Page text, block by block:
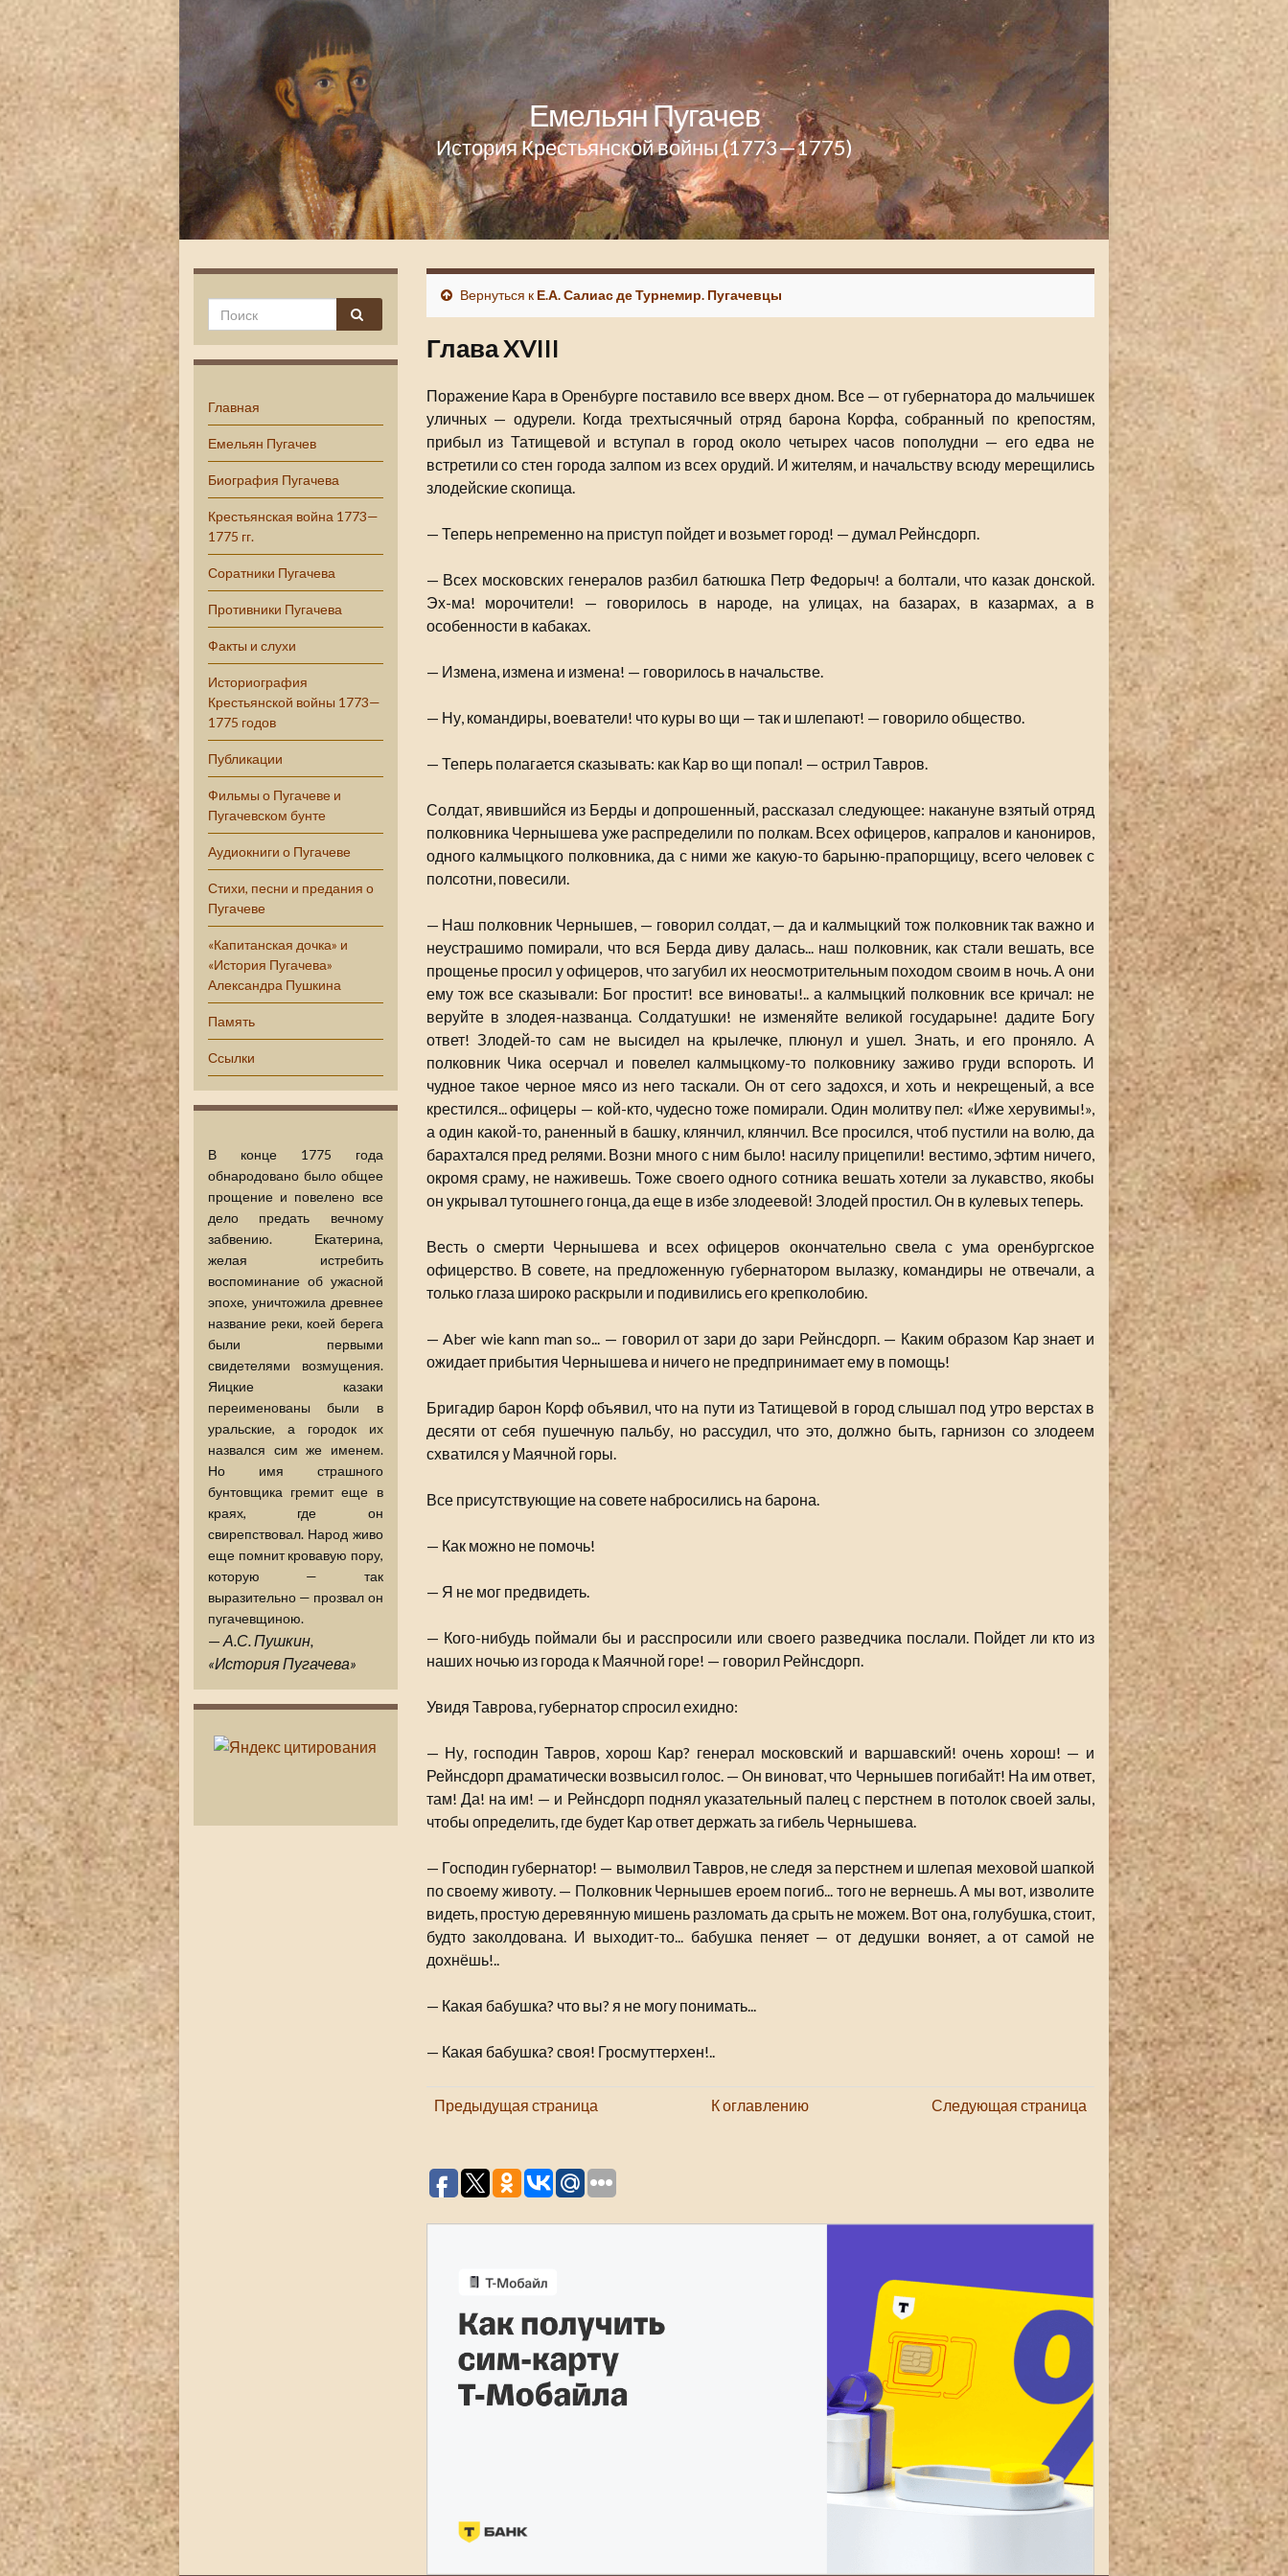
Емельян Пугачев
История Крестьянской войны (1773—1775)
Главная
Емельян Пугачев
Биография Пугачева
Крестьянская война 1773—
1775 гг.
Соратники Пугачева
Противники Пугачева
Факты и слухи
Историография
Крестьянской войны 1773—
1775 годов
Публикации
Фильмы о Пугачеве и
Пугачевском бунте
Аудиокниги о Пугачеве
Стихи, песни и предания о
Пугачеве
«Капитанская дочка» и
«История Пугачева»
Александра Пушкина
Память
Ссылки
В конце 1775 года
обнародовано было общее
прощение и повелено все
дело предать вечному
забвению. Екатерина,
желая истребить
воспоминание об ужасной
эпохе, уничтожила древнее
название реки, коей берега
были первыми
свидетелями возмущения.
Яицкие казаки
переименованы были в
уральские, а городок их
назвался сим же именем.
Но имя страшного
бунтовщика гремит еще в
краях, где он
свирепствовал. Народ живо
еще помнит кровавую пору,
которую — так
выразительно — прозвал он
пугачевщиною.
— А.С. Пушкин,
«История Пугачева»
Вернуться к Е.А. Салиас де Турнемир. Пугачевцы
Глава XVIII
Поражение Кара в Оренбурге поставило все вверх дном. Все — от губернатора до мальчишек
уличных — одурели. Когда трехтысячный отряд барона Корфа, собранный по крепостям,
прибыл из Татищевой и вступал в город около четырех часов пополудни — его едва не
встретили со стен города залпом из всех орудий. И жителям, и начальству всюду мерещились
злодейские скопища.
— Теперь непременно на приступ пойдет и возьмет город! — думал Рейнсдорп.
— Всех московских генералов разбил батюшка Петр Федорыч! а болтали, что казак донской.
Эх-ма! морочители! — говорилось в народе, на улицах, на базарах, в казармах, а в
особенности в кабаках.
— Измена, измена и измена! — говорилось в начальстве.
— Ну, командиры, воеватели! что куры во щи — так и шлепают! — говорило общество.
— Теперь полагается сказывать: как Кар во щи попал! — острил Тавров.
Солдат, явившийся из Берды и допрошенный, рассказал следующее: накануне взятый отряд
полковника Чернышева уже распределили по полкам. Всех офицеров, капралов и канониров,
одного калмыцкого полковника, да с ними же какую-то барыню-прапорщицу, всего человек с
полсотни, повесили.
— Наш полковник Чернышев, — говорил солдат, — да и калмыцкий тож полковник так важно и
неустрашимо помирали, что вся Берда диву далась... наш полковник, как стали вешать, все
прощенье просил у офицеров, что загубил их неосмотрительным походом своим в ночь. А они
ему тож все сказывали: Бог простит! все виноваты!.. а калмыцкий полковник все кричал: не
веруйте в злодея-названца. Солдатушки! не изменяйте великой государыне! дадите Богу
ответ! Злодей-то сам не высидел на крылечке, плюнул и ушел. Знать, и его проняло. А
полковник Чика осерчал и повелел калмыцкому-то полковнику заживо груди вспороть. И
чудное такое черное мясо из него таскали. Он от сего задохся, и хоть и некрещеный, а все
крестился... офицеры — кой-кто, чудесно тоже помирали. Один молитву пел: «Иже херувимы!»,
а один какой-то, раненный в башку, клянчил, клянчил. Все просился, чтоб пустили на волю, да
барахтался пред релями. Возни много с ним было! насилу прицепили! вестимо, эфтим ничего,
окромя сраму, не наживешь. Тоже своего одного сотника вешать хотели за лукавство, якобы
он укрывал тутошнего гонца, да еще в избе злодеевой! Злодей простил. Он в кулевых теперь.
Весть о смерти Чернышева и всех офицеров окончательно свела с ума оренбургское
офицерство. В совете, на предложенную губернатором вылазку, командиры не отвечали, а
только глаза широко раскрыли и подивились его крепколобию.
— Aber wie kann man so... — говорил от зари до зари Рейнсдорп. — Каким образом Кар знает и
ожидает прибытия Чернышева и ничего не предпринимает ему в помощь!
Бригадир барон Корф объявил, что на пути из Татищевой в город слышал под утро верстах в
десяти от себя пушечную пальбу, но рассудил, что это, должно быть, гарнизон со злодеем
схватился у Маячной горы.
Все присутствующие на совете набросились на барона.
— Как можно не помочь!
— Я не мог предвидеть.
— Кого-нибудь поймали бы и расспросили или своего разведчика послали. Пойдет ли кто из
наших ночью из города к Маячной горе! — говорил Рейнсдорп.
Увидя Таврова, губернатор спросил ехидно:
— Ну, господин Тавров, хорош Кар? генерал московский и варшавский! очень хорош! — и
Рейнсдорп драматически возвысил голос. — Он виноват, что Чернышев погибайт! На им ответ,
там! Да! на им! — и Рейнсдорп поднял указательный палец с перстнем в потолок своей залы,
чтобы определить, где будет Кар ответ держать за гибель Чернышева.
— Господин губернатор! — вымолвил Тавров, не следя за перстнем и шлепая меховой шапкой
по своему животу. — Полковник Чернышев ероем погиб... того не вернешь. А мы вот, изволите
видеть, простую деревянную мишень разломать да срыть не можем. Вот она, голубушка, стоит,
будто заколдована. И выходит-то... бабушка пеняет — от дедушки воняет, а от самой не
дохнёшь!..
— Какая бабушка? что вы? я не могу понимать...
— Какая бабушка? своя! Гросмуттерхен!..
Предыдущая страница К оглавлению Следующая страница